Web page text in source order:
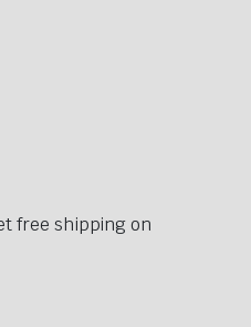
free shipping on